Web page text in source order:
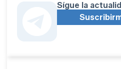
Sígue la